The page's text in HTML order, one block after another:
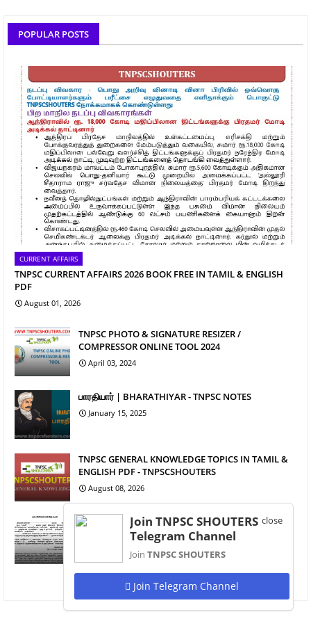
POPULAR POSTS
CURRENT AFFAIRS
TNPSC CURRENT AFFAIRS 2026 BOOK FREE IN TAMIL & ENGLISH
PDF
August 01, 2026
TNPSC PHOTO & SIGNATURE RESIZER /
COMPRESSOR ONLINE TOOL 2024
April 03, 2024
பாரதியார் | BHARATHIYAR - TNPSC NOTES
January 15, 2025
TNPSC GENERAL KNOWLEDGE TOPICS IN TAMIL &
ENGLISH PDF - TNPSCSHOUTERS
August 08, 2026
DOWNLOAD FORMAT OF NO OBJECTION
CERTIFICATE / தடையின்மை சான்றிதழ் படிவம் IN TAMIL
& ENGLISH PDF FOR TNPSC CERTIFICATE
VERIFICATION
January 15, 2025
close
Join TNPSC SHOUTERS
Telegram Channel
Join TNPSC SHOUTERS
Join Telegram Channel